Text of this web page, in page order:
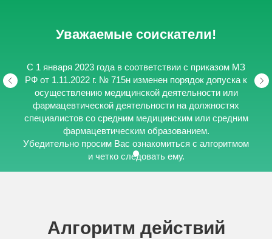
Уважаемые соискатели!
С 1 января 2023 года в соответствии с приказом МЗ
РФ от 1.11.2022 г. № 715н изменен порядок допуска к
осуществлению медицинской деятельности или
фармацевтической деятельности на должностях
специалистов со средним медицинским или средним
фармацевтическим образованием.
Убедительно просим Вас ознакомиться с алгоритмом
и четко следовать ему.
3720, 3721) в рабочее время.
Алгоритм действий